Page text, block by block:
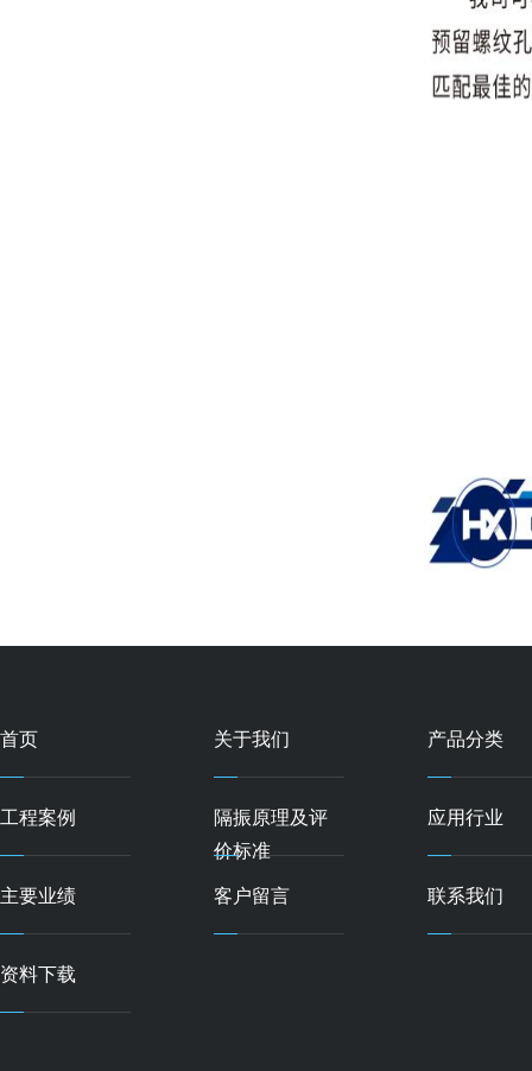
首页 关于我们 产品分类
工程案例
隔振原理及评
价标准
应用行业
主要业绩 客户留言 联系我们
资料下载